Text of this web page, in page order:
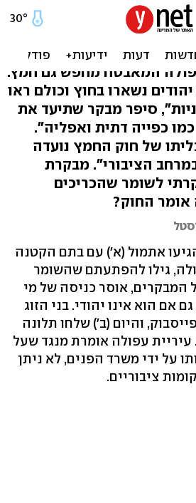
בדק תיקים:
המאבטח מחפש גם חמץ.
נשארו בחוץ וכולם ראו
סיפר מבקר שתיעד את
כפייה דתית ואפליה".
של חוק החמץ נועדה
הציבורי". מבקרת
לשומר שהכריכים
אומר החוק?
אתמול (א') עם בתם הקטנה
גילו להפתעתם שהשומר
אוסר כניסה של מי
אם הוא אינו יהודי. בני הזוג
והיום (ב') שלחו תלונה
עיריית עפולה אומרת מנגד שעל
על ידי משרד הפנים, לא ניתן
ציבוריים.